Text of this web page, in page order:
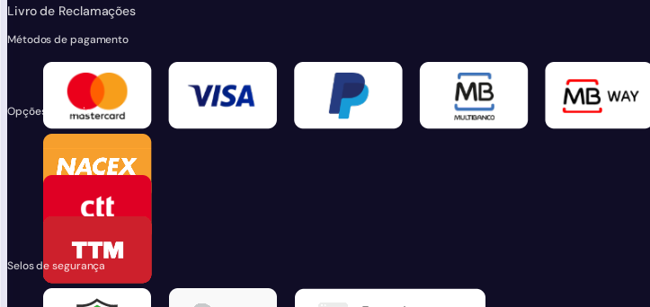
Livro de Reclamações
Métodos de pagamento
Opções de envio
Selos de segurança